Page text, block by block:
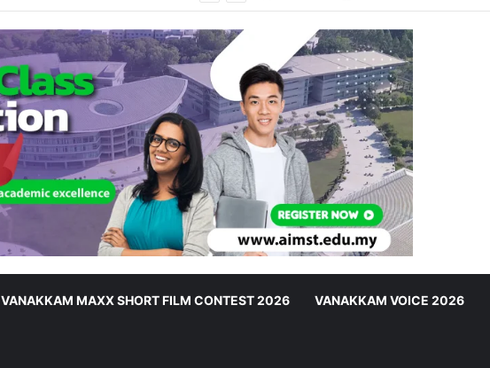
VANAKKAM MAXX SHORT FILM CONTEST 2026 VANAKKAM VOICE 2026